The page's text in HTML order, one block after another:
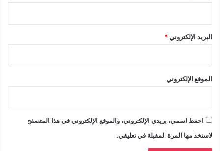
البريد الإلكتروني*
الموقع الإلكتروني
احفظ اسمي، بريدي الإلكتروني، والموقع الإلكتروني في هذا المتصفح
لاستخدامها المرة المقبلة في تعليقي.